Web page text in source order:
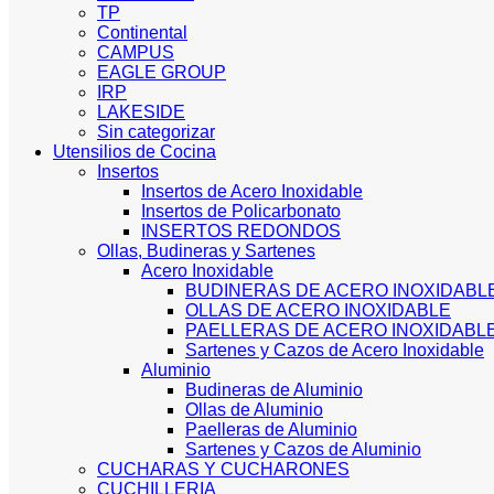
TP
Continental
CAMPUS
EAGLE GROUP
IRP
LAKESIDE
Sin categorizar
Utensilios de Cocina
Insertos
Insertos de Acero Inoxidable
Insertos de Policarbonato
INSERTOS REDONDOS
Ollas, Budineras y Sartenes
Acero Inoxidable
BUDINERAS DE ACERO
OLLAS DE ACERO INOXIDABLE
PAELLERAS DE ACERO
Sartenes y Cazos de Acero Inoxidable
Aluminio
Budineras de Aluminio
Ollas de Aluminio
Paelleras de Aluminio
Sartenes y Cazos de Aluminio
CUCHARAS Y CUCHARONES
CUCHILLERIA